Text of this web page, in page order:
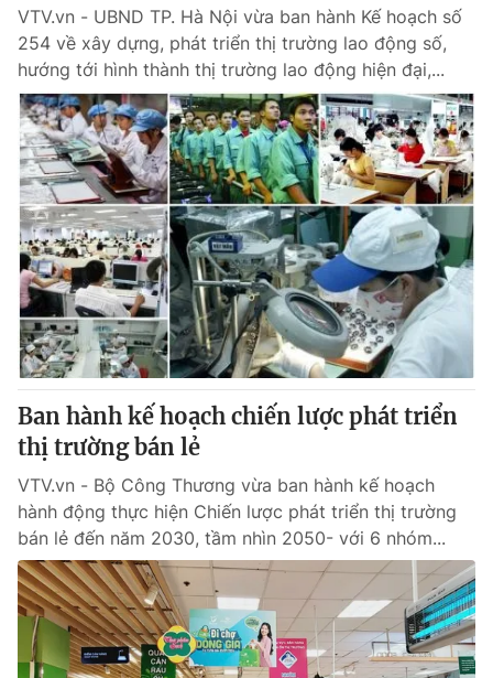
Hậu trường
Nhân vật
Khán giả
Giải sao mai
Giải trí
Điện ảnh
Âm nhạc
Sao
Đời sống
Du lịch
Làm đẹp
Chất lượng cuộc sống
Giáo dục
Tuyển sinh
Học trực tuyến
Công nghệ
Hitech Công nghệ tương lai
Sản phẩm
Thị trường
Tư vấn
Giao lưu trực tuyến
Lịch phát sóng
Chuyên mục khác
Emagazine
Photo Infographic
Video Shorts video
VTV Money VTV Thể thao
VTV.vn - UBND TP. Hà Nội vừa ban hành Kế hoạch số
254 về xây dựng, phát triển thị trường lao động số,
hướng tới hình thành thị trường lao động hiện đại,...
Ban hành kế hoạch chiến lược phát triển
thị trường bán lẻ
VTV.vn - Bộ Công Thương vừa ban hành kế hoạch
hành động thực hiện Chiến lược phát triển thị trường
bán lẻ đến năm 2030, tầm nhìn 2050- với 6 nhóm...